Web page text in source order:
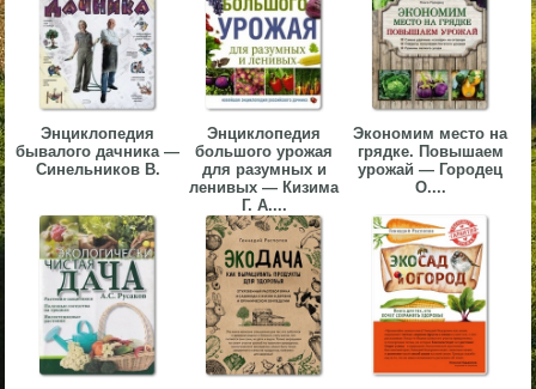
Энциклопедия
бывалого дачника —
Синельников В.
Энциклопедия
большого урожая
для разумных и
ленивых — Кизима
Г. А....
Экономим место на
грядке. Повышаем
урожай — Городец
О....
▼